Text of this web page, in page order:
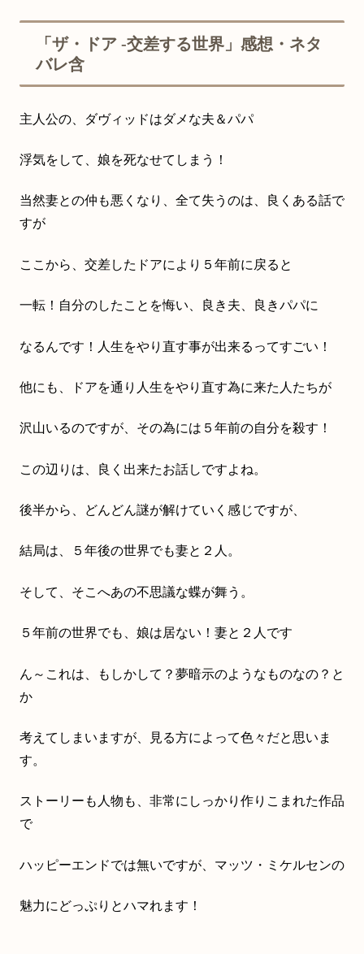
「ザ・ドア ‐交差する世界」感想・ネタ
バレ含
主人公の、ダヴィッドはダメな夫＆パパ
浮気をして、娘を死なせてしまう！
当然妻との仲も悪くなり、全て失うのは、良くある話で
すが
ここから、交差したドアにより５年前に戻ると
一転！自分のしたことを悔い、良き夫、良きパパに
なるんです！人生をやり直す事が出来るってすごい！
他にも、ドアを通り人生をやり直す為に来た人たちが
沢山いるのですが、その為には５年前の自分を殺す！
この辺りは、良く出来たお話しですよね。
後半から、どんどん謎が解けていく感じですが、
結局は、５年後の世界でも妻と２人。
そして、そこへあの不思議な蝶が舞う。
５年前の世界でも、娘は居ない！妻と２人です
ん～これは、もしかして？夢暗示のようなものなの？と
か
考えてしまいますが、見る方によって色々だと思いま
す。
ストーリーも人物も、非常にしっかり作りこまれた作品
で
ハッピーエンドでは無いですが、マッツ・ミケルセンの
魅力にどっぷりとハマれます！